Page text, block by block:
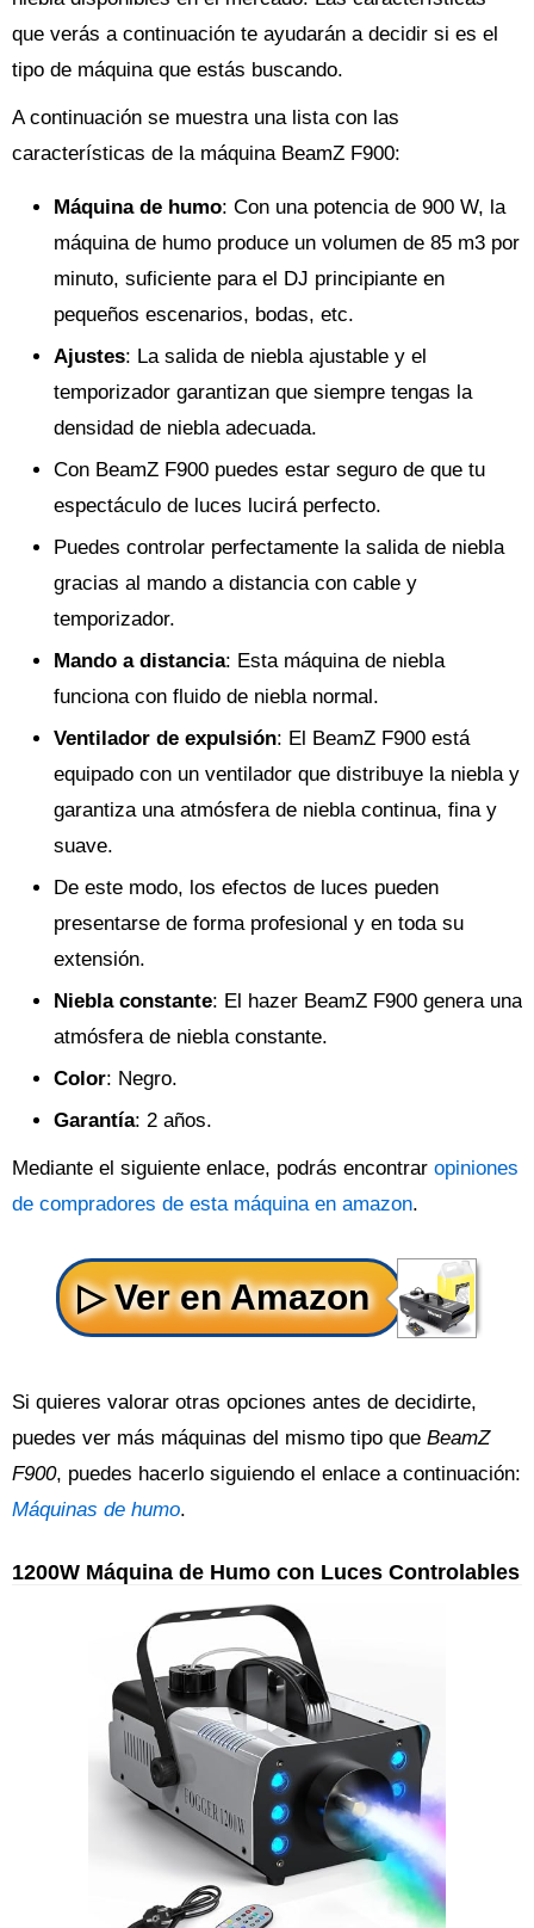
que verás a continuación te ayudarán a decidir si es el
tipo de máquina que estás buscando.
A continuación se muestra una lista con las
características de la máquina BeamZ F900:
Máquina de humo: Con una potencia de 900 W, la
máquina de humo produce un volumen de 85 m3 por
minuto, suficiente para el DJ principiante en
pequeños escenarios, bodas, etc.
Ajustes: La salida de niebla ajustable y el
temporizador garantizan que siempre tengas la
densidad de niebla adecuada.
Con BeamZ F900 puedes estar seguro de que tu
espectáculo de luces lucirá perfecto.
Puedes controlar perfectamente la salida de niebla
gracias al mando a distancia con cable y
temporizador.
Mando a distancia: Esta máquina de niebla
funciona con fluido de niebla normal.
Ventilador de expulsión: El BeamZ F900 está
equipado con un ventilador que distribuye la niebla y
garantiza una atmósfera de niebla continua, fina y
suave.
De este modo, los efectos de luces pueden
presentarse de forma profesional y en toda su
extensión.
Niebla constante: El hazer BeamZ F900 genera una
atmósfera de niebla constante.
Color: Negro.
Garantía: 2 años.
Mediante el siguiente enlace, podrás encontrar opiniones
de compradores de esta máquina en amazon.
Si quieres valorar otras opciones antes de decidirte,
puedes ver más máquinas del mismo tipo que BeamZ
F900, puedes hacerlo siguiendo el enlace a continuación:
Máquinas de humo.
1200W Máquina de Humo con Luces Controlables